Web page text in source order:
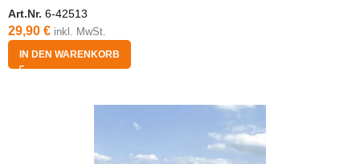
Art.Nr. 6-42513
29,90 € inkl. MwSt.
IN DEN WARENKORB